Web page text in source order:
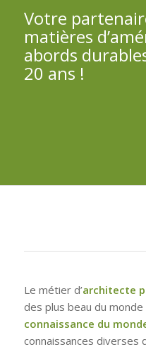
Votre
matières
abords
20 ans !
Le métier d’architecte
des plus beau du monde
connaissance du
connaissances diverses